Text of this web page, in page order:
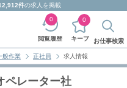
件の求人を掲載
閲覧履歴
0
キープ
0
お仕事検索
般作業 正社員 求人情報
ペレーター社